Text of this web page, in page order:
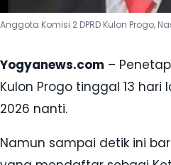
Anggota Komisi 2 DPRD Kulon Progo,
Yogyanews.com –
Kulon Progo tinggal 13 hari
2026 nanti.
Namun sampai detik ini